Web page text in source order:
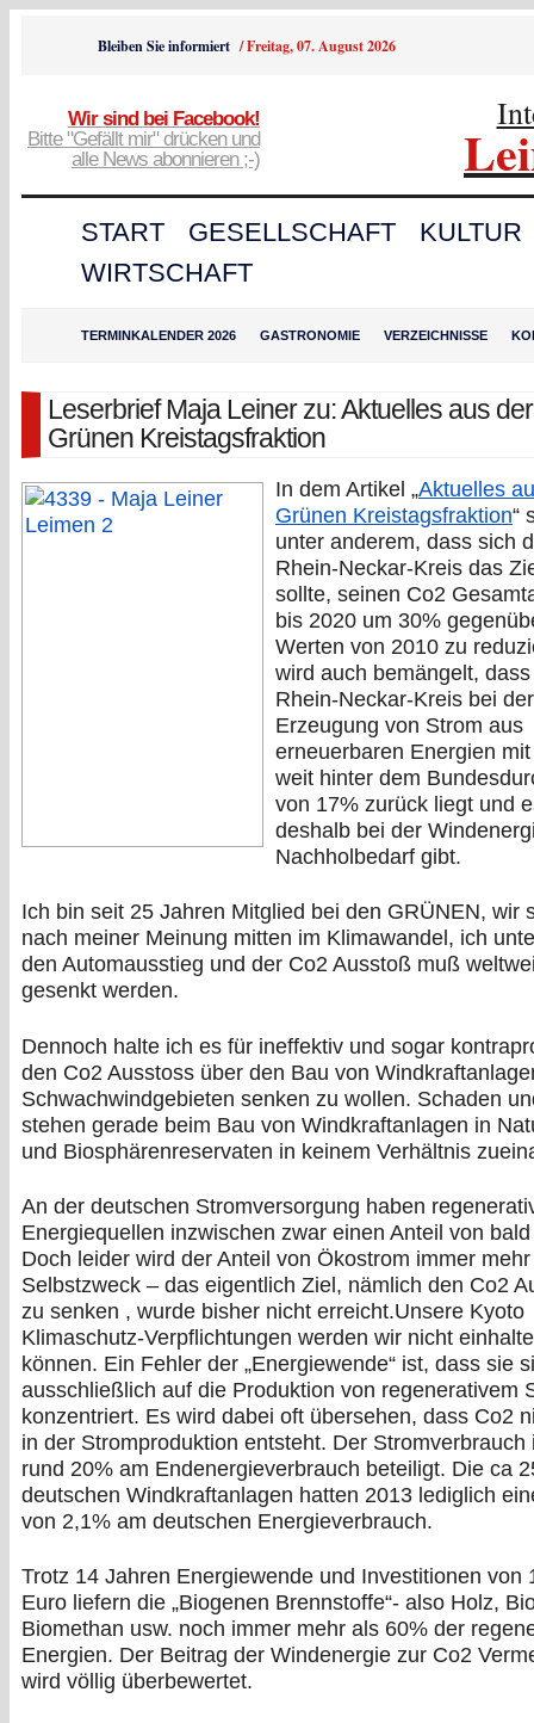
Bleiben Sie informiert /Freitag, 07. August 2026
Wir sind bei Facebook!
Bitte "Gefällt mir" drücken und
alle News abonnieren ;-)
START GESELLSCHAFT
KULTUR
WIRTSCHAFT
TERMINKALENDER 2026 GASTRONOMIE VERZEICHNISSE
Leserbrief Maja Leiner zu: Aktuelles aus der
Grünen Kreistagsfraktion
In dem Artikel „Aktuelles
Grünen Kreistagsfraktion“
unter anderem, dass sich
Rhein-Neckar-Kreis das
sollte, seinen Co2
bis 2020 um 30%
Werten von 2010 zu
wird auch bemängelt,
Rhein-Neckar-Kreis bei der
Erzeugung von Strom aus
erneuerbaren Energien
weit hinter dem
von 17% zurück liegt und
deshalb bei der
Nachholbedarf gibt.
Ich bin seit 25 Jahren Mitglied bei den GRÜNEN, wir
nach meiner Meinung mitten im Klimawandel, ich
den Automausstieg und der Co2 Ausstoß muß
gesenkt werden.
Dennoch halte ich es für ineffektiv und sogar
den Co2 Ausstoss über den Bau von
Schwachwindgebieten senken zu wollen. Schaden
stehen gerade beim Bau von Windkraftanlagen in
und Biosphärenreservaten in keinem Verhältnis
An der deutschen Stromversorgung haben
Energiequellen inzwischen zwar einen Anteil von
Doch leider wird der Anteil von Ökostrom immer
Selbstzweck – das eigentlich Ziel, nämlich den Co2
zu senken , wurde bisher nicht erreicht.Unsere Kyoto
Klimaschutz-Verpflichtungen werden wir nicht
können. Ein Fehler der „Energiewende“ ist, dass sie
ausschließlich auf die Produktion von regenerativem
konzentriert. Es wird dabei oft übersehen, dass Co2
in der Stromproduktion entsteht. Der Stromverbrauch
rund 20% am Endenergieverbrauch beteiligt. Die ca
deutschen Windkraftanlagen hatten 2013 lediglich
von 2,1% am deutschen Energieverbrauch.
Trotz 14 Jahren Energiewende und Investitionen von
Euro liefern die „Biogenen Brennstoffe“- also Holz,
Biomethan usw. noch immer mehr als 60% der
Energien. Der Beitrag der Windenergie zur Co2
wird völlig überbewertet.